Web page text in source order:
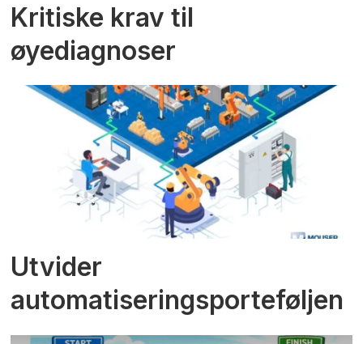
Kritiske krav til
øyediagnoser
Utvider
automatiseringsporteføljen